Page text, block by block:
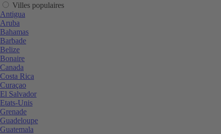
Villes populaires
Antigua
Aruba
Bahamas
Barbade
Belize
Bonaire
Canada
Costa Rica
Curaçao
El Salvador
Etats-Unis
Grenade
Guadeloupe
Guatemala